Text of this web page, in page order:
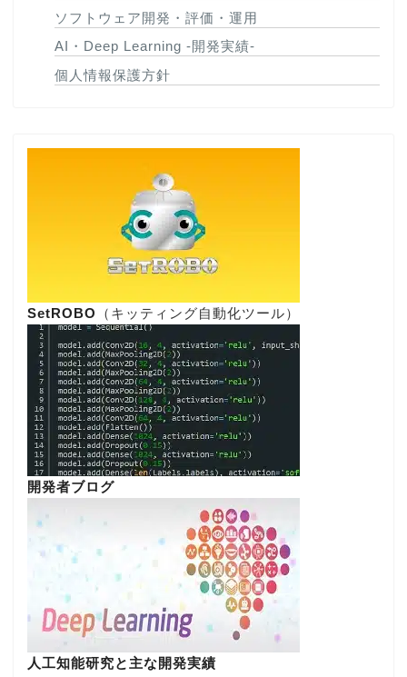
ソフトウェア開発・評価・運用
AI・Deep Learning -開発実績-
個人情報保護方針
SetROBO （キッティング自動化ツール）
開発者ブログ
人工知能研究と主な開発実績